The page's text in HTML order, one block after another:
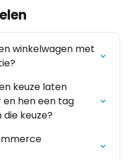
winkelwagen met
keuze laten
en hen een tag
keuze?